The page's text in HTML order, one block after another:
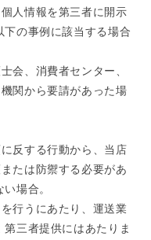
人情報を第三者に開示
の事例に該当する場合
会、消費者センター、
関から要請があった場
反する行動から、当店
たは防禦する必要があ
場合。
行うにあたり、運送業
三者提供にはあたりま